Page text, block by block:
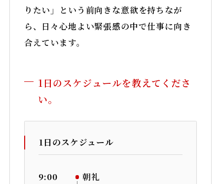
りたい」という前向きな意欲を持ちなが
ら、日々心地よい緊張感の中で仕事に向き
合えています。
1日のスケジュールを教えてくださ
い。
1日のスケジュール
9:00 朝礼